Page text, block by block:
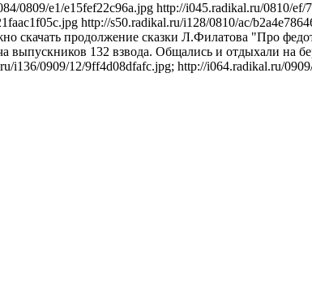
0809/e1/e15fef22c96a.jpg http://i045.radikal.ru/0810/ef/
http://s50.radikal.ru/i128/0810/ac/
скачать продолжение сказки Л.Филатова "Про
выпускников 132 взвода. Общались и отдыхали на
i136/0909/12/9ff4d08dfafc.jpg; http://i064.radikal.ru/